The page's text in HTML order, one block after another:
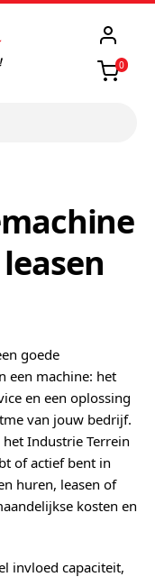
0
goede
een machine: het
en een oplossing
van jouw bedrijf.
Industrie Terrein
of actief bent in
huren, leasen of
kosten en
invloed capaciteit,